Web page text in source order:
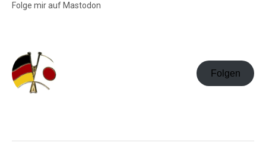
Folge mir auf Mastodon
Folgen